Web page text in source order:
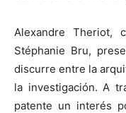
Alexandre Theriot,
Stéphanie Bru,
discurre entre la
la investigación. A
patente un interés